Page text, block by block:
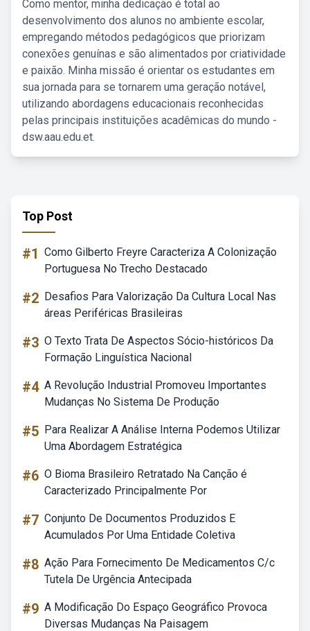
Como mentor, minha dedicação é total ao
desenvolvimento dos alunos no ambiente escolar,
empregando métodos pedagógicos que priorizam
conexões genuínas e são alimentados por criatividade
e paixão. Minha missão é orientar os estudantes em
sua jornada para se tornarem uma geração notável,
utilizando abordagens educacionais reconhecidas
pelas principais instituições acadêmicas do mundo -
dsw.aau.edu.et.
Top Post
#1 Como Gilberto Freyre Caracteriza A Colonização
Portuguesa No Trecho Destacado
#2 Desafios Para Valorização Da Cultura Local Nas
áreas Periféricas Brasileiras
#3 O Texto Trata De Aspectos Sócio-históricos Da
Formação Linguística Nacional
#4 A Revolução Industrial Promoveu Importantes
Mudanças No Sistema De Produção
#5 Para Realizar A Análise Interna Podemos Utilizar
Uma Abordagem Estratégica
#6 O Bioma Brasileiro Retratado Na Canção é
Caracterizado Principalmente Por
#7 Conjunto De Documentos Produzidos E
Acumulados Por Uma Entidade Coletiva
#8 Ação Para Fornecimento De Medicamentos C/c
Tutela De Urgência Antecipada
#9 A Modificação Do Espaço Geográfico Provoca
Diversas Mudanças Na Paisagem